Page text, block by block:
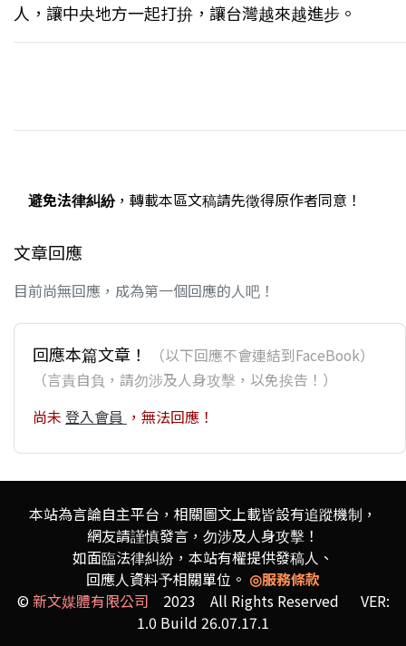
人，讓中央地方一起打拚，讓台灣越來越進步。
避免法律糾紛，轉載本區文稿請先徵得原作者同意！
文章回應
目前尚無回應，成為第一個回應的人吧！
回應本篇文章！
（以下回應不會連結到FaceBook）
（言責自負，請勿涉及人身攻擊，以免挨告！）
尚未 登入會員 ，無法回應！
本站為言論自主平台，相關圖文上載皆設有追蹤機制，
網友請謹慎發言，勿涉及人身攻擊！
如面臨法律糾紛，本站有權提供發稿人、
回應人資料予相關單位。 ◎服務條款
©新文媒體有限公司 2023 All Rights Reserved VER:
1.0 Build 26.07.17.1